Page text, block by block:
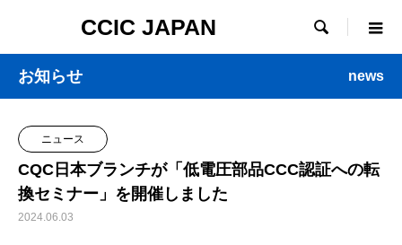
CCIC JAPAN 
お知らせ news
ニュース
CQC日本ブランチが「低電圧部品CCC認証への転
換セミナー」を開催しました
2024.06.03